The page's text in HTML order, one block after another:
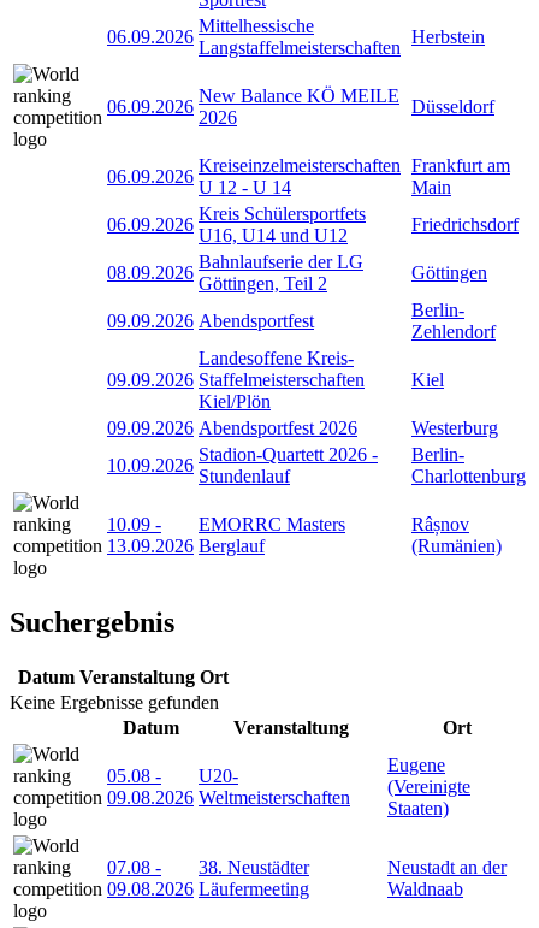
06.09.2026
Mittelhessische
Langstaffelmeisterschaften
Herbstein
06.09.2026
New Balance KÖ MEILE
2026
Düsseldorf
06.09.2026
Kreiseinzelmeisterschaften
U 12 - U 14
Frankfurt am
Main
06.09.2026
Kreis Schülersportfets
U16, U14 und U12
Friedrichsdorf
08.09.2026
Bahnlaufserie der LG
Göttingen, Teil 2
Göttingen
09.09.2026 Abendsportfest
Berlin-
Zehlendorf
09.09.2026
Landesoffene Kreis-
Staffelmeisterschaften
Kiel/Plön
Kiel
09.09.2026 Abendsportfest 2026
Westerburg
10.09.2026
Stadion-Quartett 2026 -
Stundenlauf
Berlin-
Charlottenburg
10.09 -
13.09.2026
EMORRC Masters
Berglauf
Râșnov
(Rumänien)
Suchergebnis
Datum Veranstaltung Ort
Keine Ergebnisse gefunden
Datum
Veranstaltung Ort
05.08 -
09.08.2026
U20-
Weltmeisterschaften
Eugene
(Vereinigte
Staaten)
07.08 -
09.08.2026
38. Neustädter
Läufermeeting
Neustadt an der
Waldnaab